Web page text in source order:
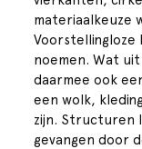
materiaalkeuze
noemen. Wat
daarmee ook
een wolk,
zijn. Structuren
gevangen door